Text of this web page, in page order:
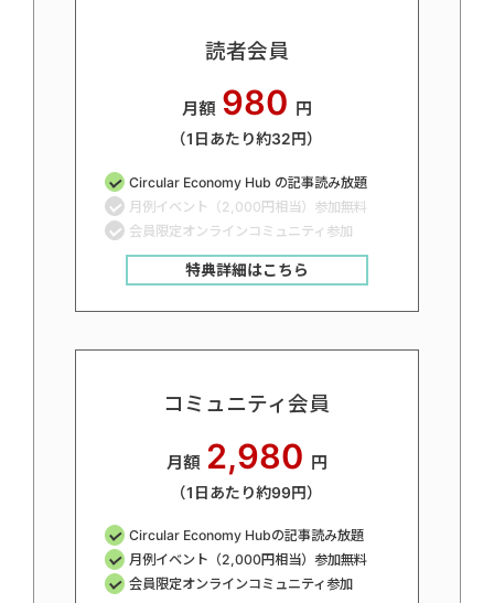
読者会員
月額 980 円
（1日あたり約32円）
Circular Economy Hub の記事読み放題
月例イベント（2,000円相当）参加無料
会員限定オンラインコミュニティ参加
特典詳細はこちら
コミュニティ会員
月額 2,980 円
（1日あたり約99円）
Circular Economy Hubの記事読み放題
月例イベント（2,000円相当）参加無料
会員限定オンラインコミュニティ参加